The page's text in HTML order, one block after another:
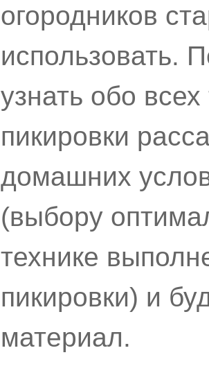
огородников
использовать.
узнать обо
пикировки
домашних
(выбору
технике
пикировки) и
материал.